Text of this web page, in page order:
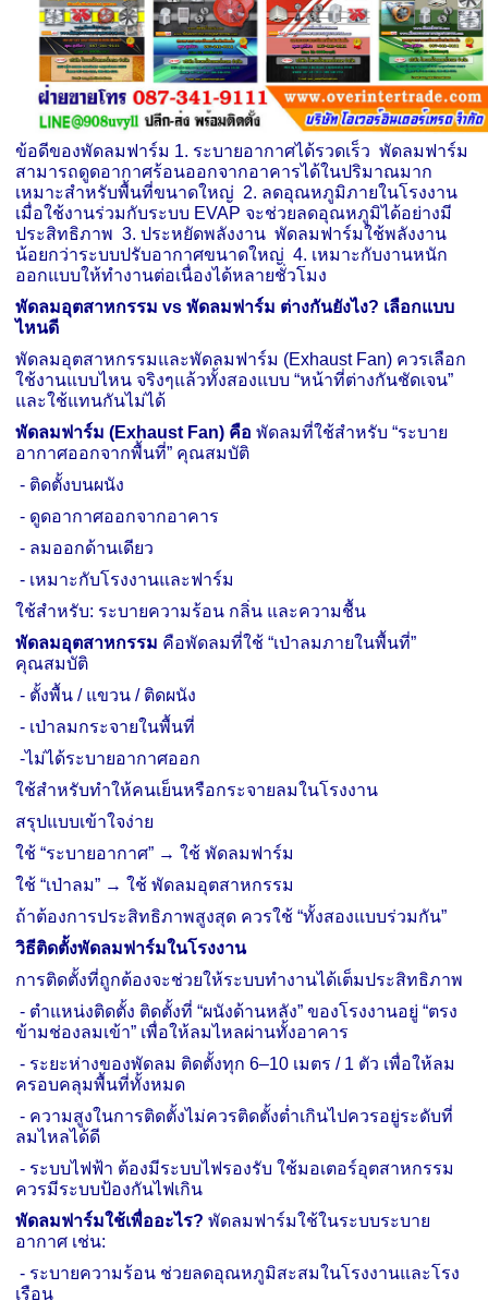
ข้อดีของพัดลมฟาร์ม 1. ระบายอากาศได้รวดเร็ว พัดลมฟาร์ม
สามารถดูดอากาศร้อนออกจากอาคารได้ในปริมาณมาก
เหมาะสำหรับพื้นที่ขนาดใหญ่ 2. ลดอุณหภูมิภายในโรงงาน
เมื่อใช้งานร่วมกับระบบ EVAP จะช่วยลดอุณหภูมิได้อย่างมี
ประสิทธิภาพ 3. ประหยัดพลังงาน พัดลมฟาร์มใช้พลังงาน
น้อยกว่าระบบปรับอากาศขนาดใหญ่ 4. เหมาะกับงานหนัก
ออกแบบให้ทำงานต่อเนื่องได้หลายชั่วโมง
พัดลมอุตสาหกรรมvsพัดลมฟาร์ม ต่างกันยังไง? เลือกแบบ
ไหนดี
พัดลมอุตสาหกรรมและพัดลมฟาร์ม (Exhaust Fan) ควรเลือก
ใช้งานแบบไหน จริงๆแล้วทั้งสองแบบ “หน้าที่ต่างกันชัดเจน”
และใช้แทนกันไม่ได้
พัดลมฟาร์ม (Exhaust Fan) คือ พัดลมที่ใช้สำหรับ “ระบาย
อากาศออกจากพื้นที่” คุณสมบัติ
- ติดตั้งบนผนัง
- ดูดอากาศออกจากอาคาร
- ลมออกด้านเดียว
- เหมาะกับโรงงานและฟาร์ม
ใช้สำหรับ: ระบายความร้อน กลิ่น และความชื้น
พัดลมอุตสาหกรรม คือพัดลมที่ใช้ “เป่าลมภายในพื้นที่”
คุณสมบัติ
- ตั้งพื้น / แขวน / ติดผนัง
- เป่าลมกระจายในพื้นที่
-ไม่ได้ระบายอากาศออก
ใช้สำหรับทำให้คนเย็นหรือกระจายลมในโรงงาน
สรุปแบบเข้าใจง่าย
ใช้ “ระบายอากาศ” → ใช้ พัดลมฟาร์ม
ใช้ “เป่าลม” → ใช้ พัดลมอุตสาหกรรม
ถ้าต้องการประสิทธิภาพสูงสุด ควรใช้ “ทั้งสองแบบร่วมกัน”
วิธีติดตั้งพัดลมฟาร์มในโรงงาน
การติดตั้งที่ถูกต้องจะช่วยให้ระบบทำงานได้เต็มประสิทธิภาพ
- ตำแหน่งติดตั้ง ติดตั้งที่ “ผนังด้านหลัง” ของโรงงานอยู่ “ตรง
ข้ามช่องลมเข้า” เพื่อให้ลมไหลผ่านทั้งอาคาร
- ระยะห่างของพัดลม ติดตั้งทุก 6–10 เมตร / 1 ตัว เพื่อให้ลม
ครอบคลุมพื้นที่ทั้งหมด
- ความสูงในการติดตั้งไม่ควรติดตั้งต่ำเกินไปควรอยู่ระดับที่
ลมไหลได้ดี
- ระบบไฟฟ้า ต้องมีระบบไฟรองรับ ใช้มอเตอร์อุตสาหกรรม
ควรมีระบบป้องกันไฟเกิน
พัดลมฟาร์มใช้เพื่ออะไร? พัดลมฟาร์มใช้ในระบบระบาย
อากาศ เช่น:
- ระบายความร้อน ช่วยลดอุณหภูมิสะสมในโรงงานและโรง
เรือน